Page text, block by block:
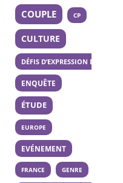
COUPLE CP
CULTURE
DÉFIS D’EXPRESSION DES 20 ANS
ENQUÊTE
ÉTUDE
EUROPE
EVÉNEMENT
FRANCE GENRE